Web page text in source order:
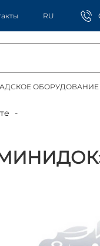
RU
ОБОРУДОВАНИЕ